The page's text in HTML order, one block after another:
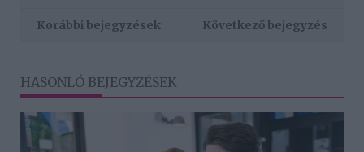
Korábbi bejegyzések Következő bejegyzés
HASONLÓ BEJEGYZÉSEK